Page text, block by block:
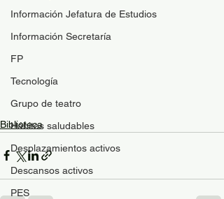
Información Jefatura de Estudios
Información Secretaría
FP
Tecnología
Grupo de teatro
Hábitos saludables
Desplazamientos activos
Descansos activos
PES
Biblioteca